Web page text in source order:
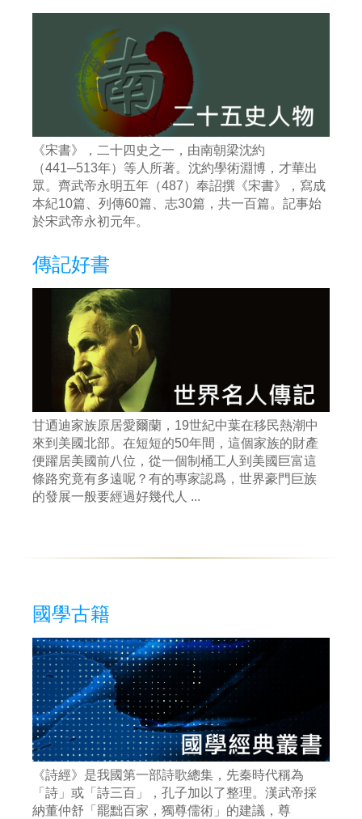
《宋書》，二十四史之一，由南朝梁沈約
（441─513年）等人所著。沈約學術淵博，才華出
眾。齊武帝永明五年（487）奉詔撰《宋書》，寫成
本紀10篇、列傳60篇、志30篇，共一百篇。記事始
於宋武帝永初元年。
傳記好書
甘迺迪家族原居愛爾蘭，19世紀中葉在移民熱潮中
來到美國北部。在短短的50年間，這個家族的財產
便躍居美國前八位，從一個制桶工人到美國巨富這
條路究竟有多遠呢？有的專家認爲，世界豪門巨族
的發展一般要經過好幾代人 ...
國學古籍
《詩經》是我國第一部詩歌總集，先秦時代稱為
「詩」或「詩三百」，孔子加以了整理。漢武帝採
納董仲舒「罷黜百家，獨尊儒術」的建議，尊